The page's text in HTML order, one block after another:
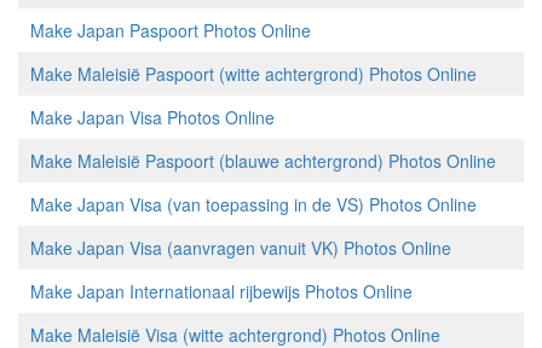
Make Japan Paspoort Photos Online
Make Maleisië Paspoort (witte achtergrond) Photos Online
Make Japan Visa Photos Online
Make Maleisië Paspoort (blauwe achtergrond) Photos Online
Make Japan Visa (van toepassing in de VS) Photos Online
Make Japan Visa (aanvragen vanuit VK) Photos Online
Make Japan Internationaal rijbewijs Photos Online
Make Maleisië Visa (witte achtergrond) Photos Online